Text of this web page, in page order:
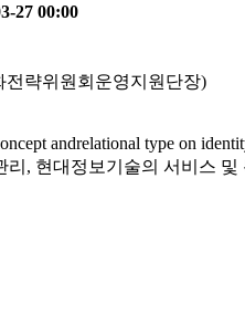
27 00:00
전략위원회운영지원단장)
andrelational type on
리, 현대정보기술의 서비스 및